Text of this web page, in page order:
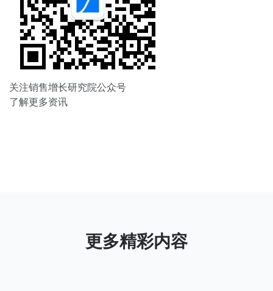
关注销售增长研究院公众号
了解更多资讯